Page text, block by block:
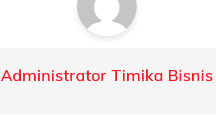
Administrator Timika Bisnis